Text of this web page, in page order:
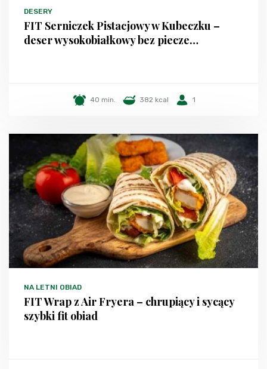
DESERY
FIT Serniczek Pistacjowy w Kubeczku –
deser wysokobiałkowy bez piecze…
40 min. 382 kcal 1
NA LETNI OBIAD
FIT Wrap z Air Fryera – chrupiący i sycący
szybki fit obiad